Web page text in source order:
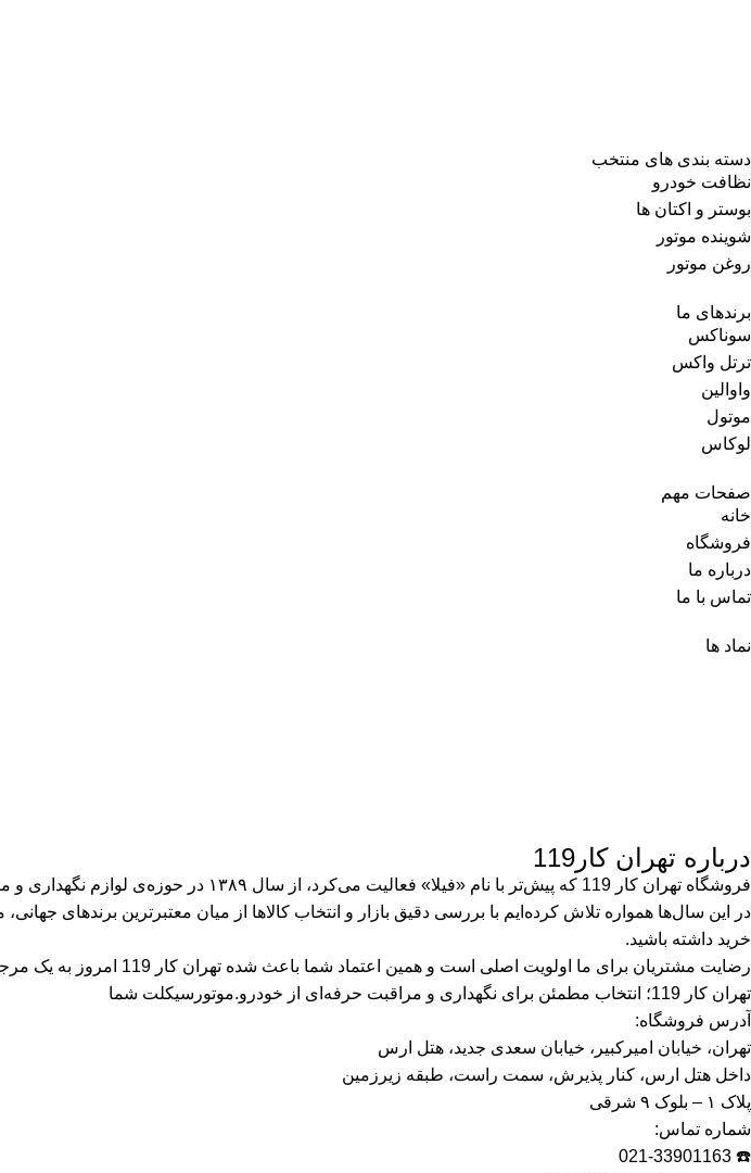
دسته بندی های منتخب
نظافت خودرو
بوستر و اکتان ها
شوینده موتور
روغن موتور
برندهای ما
سوناکس
ترتل واکس
واوالین
موتول
لوکاس
صفحات مهم
خانه
فروشگاه
درباره ما
تماس با ما
نماد ها
درباره تهران کار119
فروشگاه تهران کار 119 که پیش‌تر با نام «فیلا» فعالیت می‌کرد، از سال ۱۳۸۹ در حوزه‌ی لوازم نگهداری و مراقبت خودرو همراه مشتریان بوده است.
در این سال‌ها همواره تلاش کرده‌ایم با بررسی دقیق بازار و انتخاب کالاها از میان معتبرترین برندهای
خرید داشته باشید.
رضایت مشتریان برای ما اولویت اصلی است و همین اعتماد شما باعث شده تهران کار 119 امروز به یک مرجع قابل اتکا در این حوزه تبدیل شود.
تهران کار 119؛ انتخاب مطمئن برای نگهداری و مراقبت حرفه‌ای از خودرو.موتورسیکلت شما
آدرس فروشگاه:
تهران، خیابان امیرکبیر، خیابان سعدی جدید، هتل ارس
داخل هتل ارس، کنار پذیرش، سمت راست، طبقه زیرزمین
پلاک ۱ – بلوک ۹ شرقی
شماره تماس:
☎️ 021-33901163